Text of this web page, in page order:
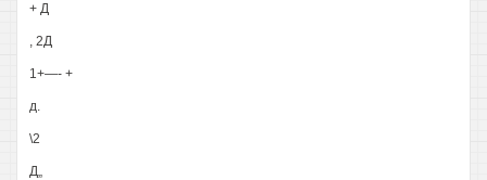
+ Д
, 2Д
1+—- +
д.
\2
Д„